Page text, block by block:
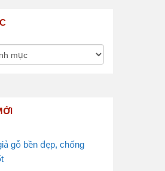
gỗ bền đẹp, chống